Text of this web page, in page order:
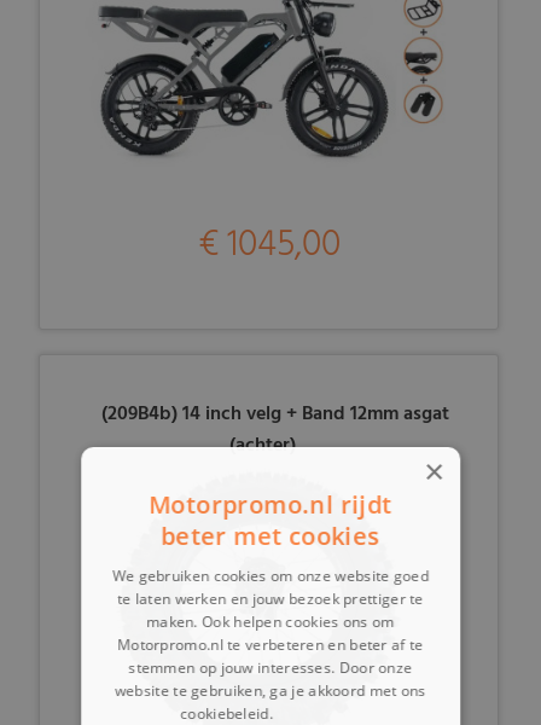
€ 1045,00
(209B4b) 14 inch velg + Band 12mm asgat
(achter)
×
Motorpromo.nl rijdt
beter met cookies
We gebruiken cookies om onze website goed
te laten werken en jouw bezoek prettiger te
maken. Ook helpen cookies ons om
Motorpromo.nl te verbeteren en beter af te
stemmen op jouw interesses. Door onze
website te gebruiken, ga je akkoord met ons
cookiebeleid.